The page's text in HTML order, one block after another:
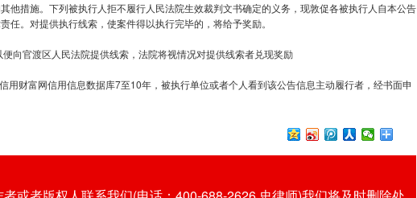
他措施。下列被执行人拒不履行人民法院生效裁判文书确定的义务，现敦促各被执行人自本公告
。对提供执行线索，使案件得以执行完毕的，将给予奖励。
向官渡区人民法院提供线索，法院将视情况对提供线索者兑现奖励
财富网信用信息数据库7至10年，被执行单位或者个人看到该公告信息主动履行者，经书面申